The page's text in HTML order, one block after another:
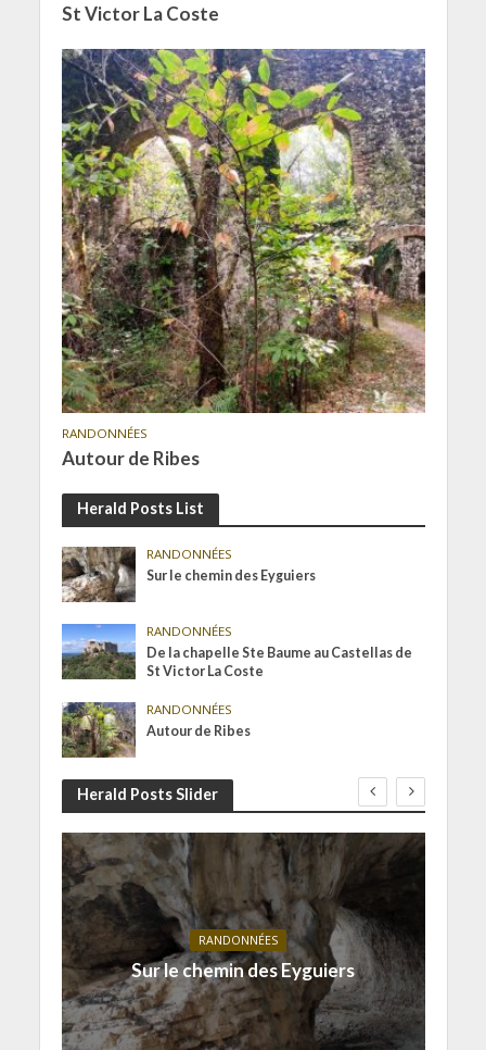
St Victor La Coste
RANDONNÉES
Autour de Ribes
Herald Posts List
RANDONNÉES
Sur le chemin des Eyguiers
RANDONNÉES
De la chapelle Ste Baume au Castellas de
St Victor La Coste
RANDONNÉES
Autour de Ribes
Herald Posts Slider
RANDONNÉES
Sur le chemin des Eyguiers